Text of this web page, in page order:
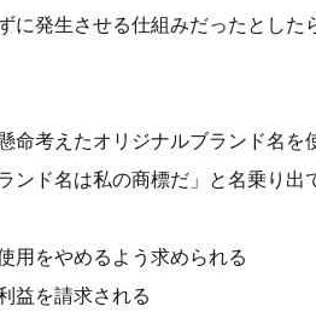
に発生させる仕組みだったとし
命考えたオリジナルブランド名
ンド名は私の商標だ」と名乗り出
用をやめるよう求められる
益を請求される